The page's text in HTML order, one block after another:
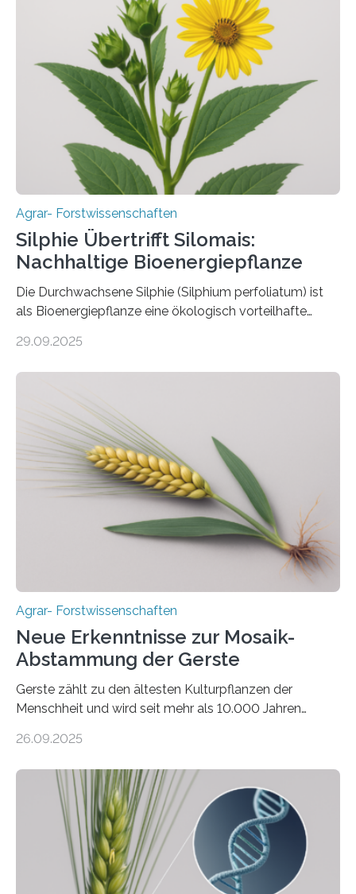
und dem Gartenbau erhebliche Schäden zufügen. Es ist
daher entscheidend, Schadinsekten effektiv zu
bekämpfen, während gleichzeitig nützliche Insekten
erhalten bleiben. An der Justus-Liebig-Universität
Gießen (JLU) erforscht die Arbeitsgruppe von Prof. Dr.
Marc F. Schetelig am Institut für
Insektenbiotechnologie neue biologische und
biotechnologische Verfahren zur…
Agrar- Forstwissenschaften
Silphie Übertrifft Silomais:
Nachhaltige Bioenergiepflanze
Die Durchwachsene Silphie (Silphium perfoliatum) ist
als Bioenergiepflanze eine ökologisch vorteilhafte
mehrjährigen Vergleichsstudie von Forschenden der
nach nachhaltigen Alternativen zur Energiegewinnung
aus landwirtschaftlichen Kulturen ist ein zentrales
Anliegen im Zuge der europäischen Klimaziele, bis
2050 klimaneutral zu werden. In Deutschland dominiert
bislang der Mais als Energiepflanze, doch sein Anbau
bringt ökologische Herausforderungen mit sich:
Bodenerosion, Nährstoffauswaschung und…
29.09.2025
Agrar- Forstwissenschaften
Neue Erkenntnisse zur Mosaik-
Abstammung der Gerste
Gerste zählt zu den ältesten Kulturpflanzen der
Menschheit und wird seit mehr als 10.000 Jahren
einzigen Ort domestiziert wurde. Eine neue Studie eines
Instituts für Pflanzengenetik und
Kulturpflanzenforschung (IPK) zeigt, dass die heutige
Gerste aus verschiedenen Wildpopulationen im
sogenannten Fruchtbaren Halbmond hervorgegangen
ist. Sie besitzt also eine Art „Mosaik-Abstammung“. Die
Ergebnisse der Studie wurden heute in der
26.09.2025